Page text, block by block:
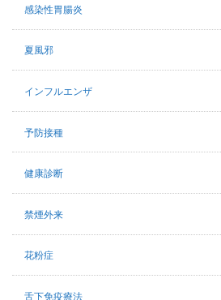
感染性胃腸炎
夏風邪
インフルエンザ
予防接種
健康診断
禁煙外来
花粉症
舌下免疫療法